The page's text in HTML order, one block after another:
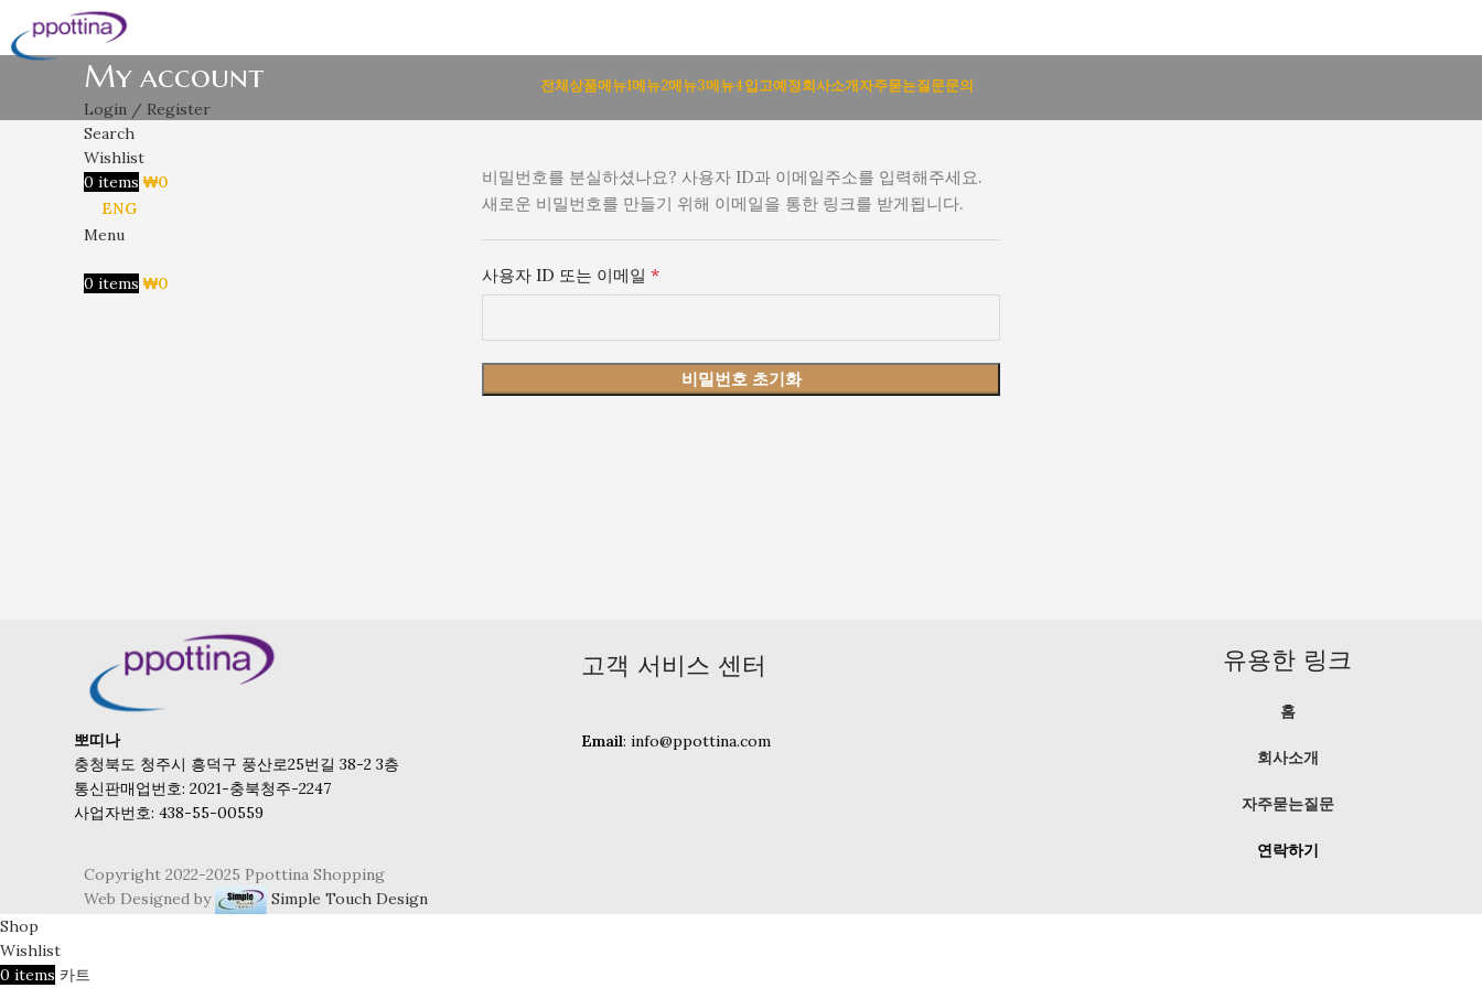
전체상품메뉴1메뉴2메뉴3메뉴4입고예정회사소개자주묻는질문문의
Login / Register
Search
Wishlist
0 items ₩0
ENG
Menu
0 items ₩0
My account
비밀번호를 분실하셨나요? 사용자 ID과 이메일주소를 입력해주세요.
새로운 비밀번호를 만들기 위해 이메일을 통한 링크를 받게됩니다.
사용자 ID 또는 이메일 *
비밀번호 초기화
뽀띠나
충청북도 청주시 흥덕구 풍산로25번길 38-2 3층
통신판매업번호: 2021-충북청주-2247
사업자번호: 438-55-00559
고객 서비스 센터
Email: info@ppottina.com
유용한 링크
홈
회사소개
자주묻는질문
연락하기
Copyright 2022-2025 Ppottina Shopping
Web Designed by
Simple Touch Design
Shop
Wishlist
0 items 카트